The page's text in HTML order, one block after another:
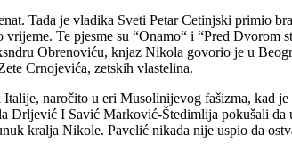
Tada je vladika Sveti Petar Cetinjski primio
Te pjesme su “Onamo“ i “Pred
Obrenoviću, knjaz Nikola govorio je u
Crnojevića, zetskih vlastelina.
naročito u eri Musolinijevog fašizma, kad
Drljević I Savić Marković-Štedimlija pokušali
kralja Nikole. Pavelić nikada nije uspio da